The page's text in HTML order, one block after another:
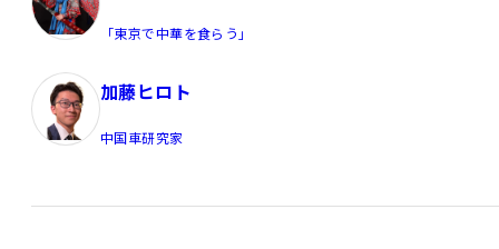
「東京で中華を食らう」
加藤ヒロト
中国車研究家